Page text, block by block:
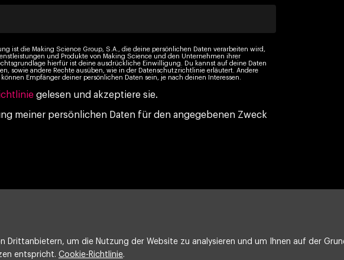
ist die Making Science Group, S.A., die deine persönlichen Daten verarbeiten wird,
und Produkte von Making Science und den Unternehmen ihrer
hierfür ist deine ausdrückliche Einwilligung. Du kannst auf deine Daten
sowie andere Rechte ausüben, wie in der Datenschutzrichtlinie erläutert. Andere
Empfänger deiner persönlichen Daten sein, je nach deinen Interessen.
gelesen und akzeptiere sie.
meiner persönlichen Daten für den angegebenen Zweck
Drittanbietern, um die Nutzung der Website zu analysieren und um Ihnen auf der
entspricht. Cookie-Richtlinie.